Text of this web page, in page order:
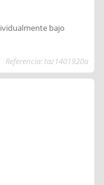
bajo
Referencia: taz1401920a